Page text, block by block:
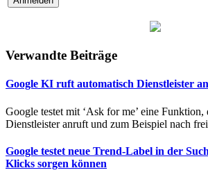
Verwandte Beiträge
Google KI ruft automatisch Dienstleister
Google testet mit ‘Ask for me’ eine
Dienstleister anruft und zum Beispiel nach
Google testet neue Trend-Label in der
Klicks sorgen können